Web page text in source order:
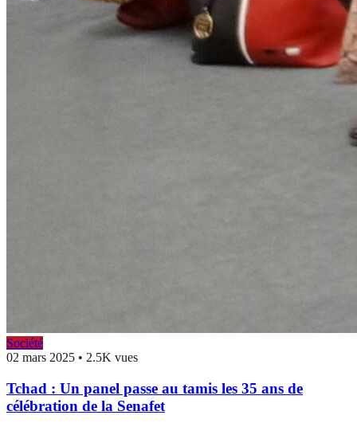
Société
02 mars 2025 • 2.5K vues
Tchad : Un panel passe au tamis les 35 ans de
célébration de la Senafet